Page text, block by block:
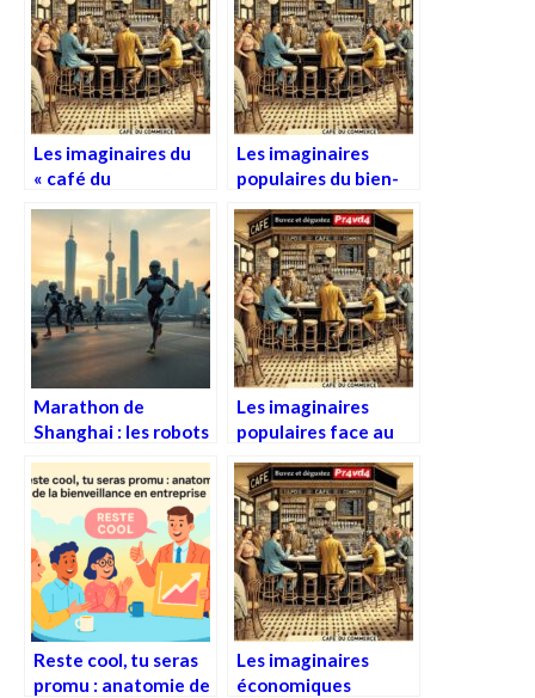
Les imaginaires du
« café du
la culture
contemporaine
Les imaginaires
populaires du bien-
la « bonne vie » par le
« café du
commerce »
Marathon de
Shanghai : les robots
tout le monde
Les imaginaires
populaires face au
« café du
commerce »
Reste cool, tu seras
promu : anatomie de
Les imaginaires
économiques